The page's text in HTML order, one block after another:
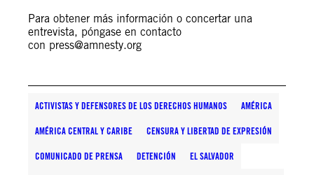
Para obtener más información o concertar una
entrevista, póngase en contacto
con press@amnesty.org
ACTIVISTAS Y DEFENSORES DE LOS DERECHOS HUMANOS AMÉRICA
AMÉRICA CENTRAL Y CARIBE CENSURA Y LIBERTAD DE EXPRESIÓN
COMUNICADO DE PRENSA DETENCIÓN EL SALVADOR